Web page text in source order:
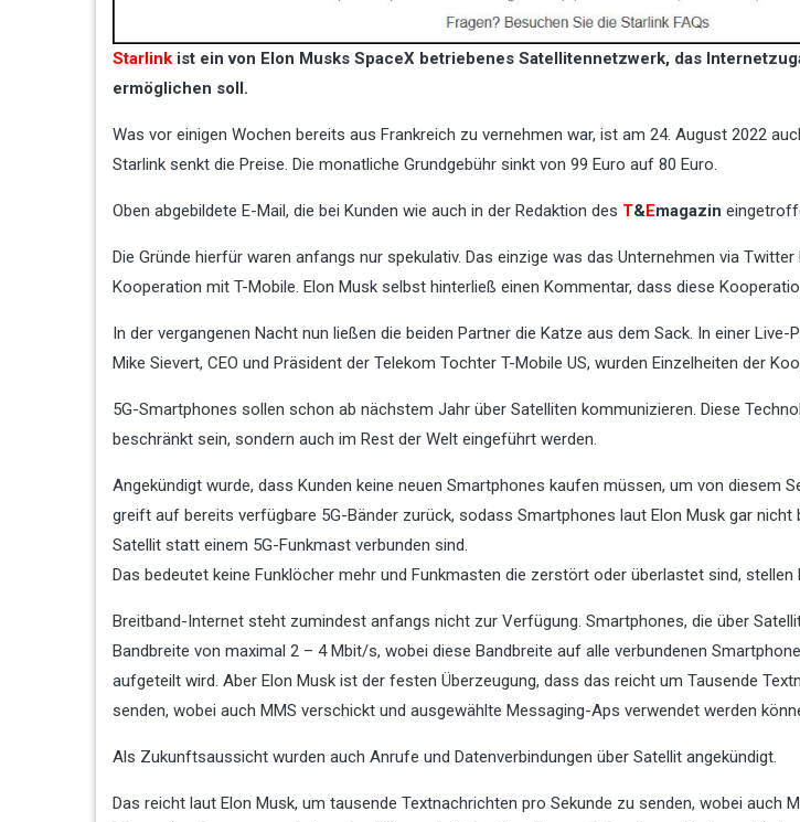
Starlink ist ein von Elon Musks SpaceX betriebenes Satellitennetzwerk, das
ermöglichen soll.
Was vor einigen Wochen bereits aus Frankreich zu vernehmen war, ist am 24. August 2022
Starlink senkt die Preise. Die monatliche Grundgebühr sinkt von 99 Euro auf 80 Euro.
Oben abgebildete E-Mail, die bei Kunden wie auch in der Redaktion des T&Emagazin
Die Gründe hierfür waren anfangs nur spekulativ. Das einzige was das Unternehmen via Twitter
Kooperation mit T-Mobile. Elon Musk selbst hinterließ einen Kommentar, dass diese
In der vergangenen Nacht nun ließen die beiden Partner die Katze aus dem Sack. In einer
Mike Sievert, CEO und Präsident der Telekom Tochter T-Mobile US, wurden Einzelheiten der
5G-Smartphones sollen schon ab nächstem Jahr über Satelliten kommunizieren. Diese
beschränkt sein, sondern auch im Rest der Welt eingeführt werden.
Angekündigt wurde, dass Kunden keine neuen Smartphones kaufen müssen, um von diesem
greift auf bereits verfügbare 5G-Bänder zurück, sodass Smartphones laut Elon Musk gar nicht
Satellit statt einem 5G-Funkmast verbunden sind.
Das bedeutet keine Funklöcher mehr und Funkmasten die zerstört oder überlastet sind, stellen
Breitband-Internet steht zumindest anfangs nicht zur Verfügung. Smartphones, die über
Bandbreite von maximal 2 – 4 Mbit/s, wobei diese Bandbreite auf alle verbundenen
aufgeteilt wird. Aber Elon Musk ist der festen Überzeugung, dass das reicht um Tausende
senden, wobei auch MMS verschickt und ausgewählte Messaging-Aps verwendet werden
Als Zukunftsaussicht wurden auch Anrufe und Datenverbindungen über Satellit angekündigt.
Das reicht laut Elon Musk, um tausende Textnachrichten pro Sekunde zu senden, wobei auch